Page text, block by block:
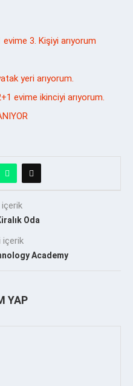
3. Kişiyi arıyorum
yeri arıyorum.
evime ikinciyi arıyorum.
Oda
içerik
Academy
YAP